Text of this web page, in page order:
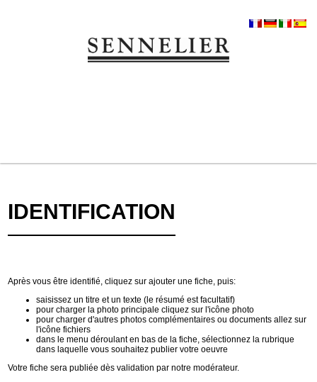
IDENTIFICATION
Après vous être identifié, cliquez sur ajouter une fiche, puis:
saisissez un titre et un texte (le résumé est facultatif)
pour charger la photo principale cliquez sur l'icône photo
pour charger d'autres photos complémentaires ou documents allez sur
l'icône fichiers
dans le menu déroulant en bas de la fiche, sélectionnez la rubrique
dans laquelle vous souhaitez publier votre oeuvre
Votre fiche sera publiée dès validation par notre modérateur.